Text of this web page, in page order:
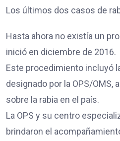
Los últimos dos casos de
Hasta ahora no existía un
inició en diciembre de 2016.
Este procedimiento incluyó
designado por la OPS/
sobre la rabia en el país.
La OPS y su centro
brindaron el